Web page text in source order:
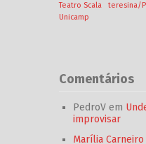
Teatro Scala
teresina/PI
Unicamp
Comentários
PedroV em
improvisar
Marília Carneiro